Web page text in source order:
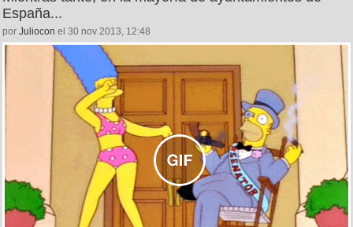
España...
por Juliocon el 30 nov 2013, 12:48